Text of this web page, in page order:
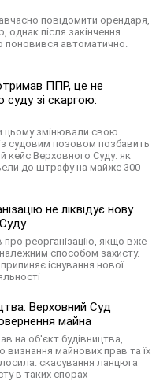
повідомити орендаря,
після закінчення
поновився автоматично.
ППР, це не
зі скаргою:
цьому змінювали свою
судовим позовом позбавить
кейс Верховного Суду: як
до штрафу на майже 300
не ліквідує нову
про реорганізацію, якщо вже
способом захисту.
існування нової
Верховний Суд
майна
на об'єкт будівництва,
визнання майнових прав та їх
скасування ланцюга
в таких спорах